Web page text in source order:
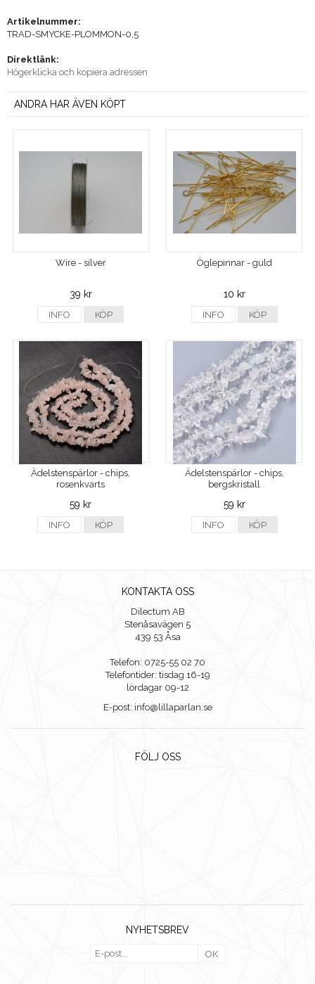
Artikelnummer:
TRAD-SMYCKE-PLOMMON-0,5
Direktlänk:
Högerklicka och kopiera adressen
ANDRA HAR ÄVEN KÖPT
Wire - silver
39 kr
INFO KÖP
Öglepinnar - guld
10 kr
INFO KÖP
Ädelstenspärlor - chips,
rosenkvarts
59 kr
INFO KÖP
Ädelstenspärlor - chips,
bergskristall
59 kr
INFO KÖP
KONTAKTA OSS
Dilectum AB
Stenåsavägen 5
439 53 Åsa
Telefon: 0725-55 02 70
Telefontider: tisdag 16-19
lördagar 09-12
E-post: info@lillaparlan.se
FÖLJ OSS
NYHETSBREV
OK